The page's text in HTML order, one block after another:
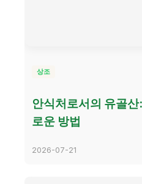
상조
안식처로서의 유골
로운 방법
2026-07-21